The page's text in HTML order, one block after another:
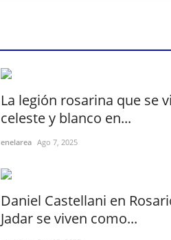
La legión rosarina que se
celeste y blanco en...
enelarea Ago 7, 2025
Daniel Castellani en
Jadar se viven como...